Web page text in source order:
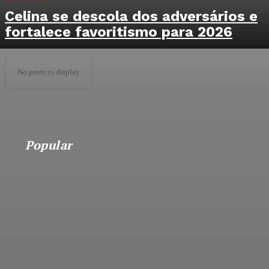
Celina se descola dos adversários e
fortalece favoritismo para 2026
No posts to display
Popular